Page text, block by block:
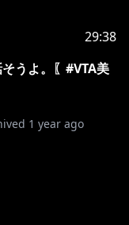
29:38
うよ。〖#VTA美
1 year ago